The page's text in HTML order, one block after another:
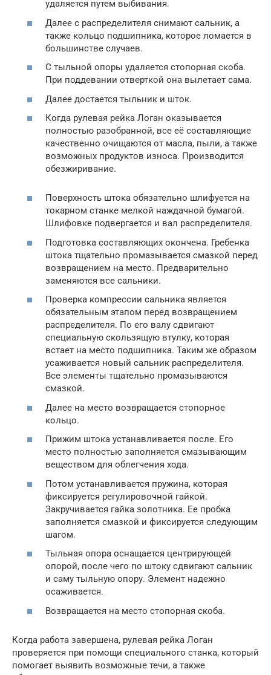
удаляется путем выбивания.
Далее с распределителя снимают сальник, а
также кольцо подшипника, которое ломается в
большинстве случаев.
С тыльной опоры удаляется стопорная скоба.
При поддевании отверткой она вылетает сама.
Далее достается тыльник и шток.
Когда рулевая рейка Логан оказывается
полностью разобранной, все её составляющие
качественно очищаются от масла, пыли, а также
возможных продуктов износа. Производится
обезжиривание.
Поверхность штока обязательно шлифуется на
токарном станке мелкой наждачной бумагой.
Шлифовке подвергается и вал распределителя.
Подготовка составляющих окончена. Гребенка
штока тщательно промазывается смазкой перед
возвращением на место. Предварительно
заменяются все сальники.
Проверка компрессии сальника является
обязательным этапом перед возвращением
распределителя. По его валу сдвигают
специальную скользящую втулку, которая
встает на место подшипника. Таким же образом
усаживается новый сальник распределителя.
Все элементы тщательно промазываются
смазкой.
Далее на место возвращается стопорное
кольцо.
Прижим штока устанавливается после. Его
место полностью заполняется смазывающим
веществом для облегчения хода.
Потом устанавливается пружина, которая
фиксируется регулировочной гайкой.
Закручивается гайка золотника. Ее пробка
заполняется смазкой и фиксируется следующим
шагом.
Тыльная опора оснащается центрирующей
опорой, после чего по штоку сдвигают сальник
и саму тыльную опору. Элемент надежно
осаживается.
Возвращается на место стопорная скоба.
Когда работа завершена, рулевая рейка Логан
проверяется при помощи специального станка, который
помогает выявить возможные течи, а также